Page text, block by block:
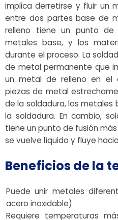
implica derretirse y fluir un
entre dos partes base de
relleno tiene un punto
metales base, y los
durante el proceso. La
de metal permanente que
un metal de relleno en el
piezas de metal
de la soldadura, los metales
la soldadura. En cambio,
tiene un punto de fusión
se vuelve líquido y fluye
Beneficios de la
Puede unir metales
acero inoxidable)
Requiere temperaturas